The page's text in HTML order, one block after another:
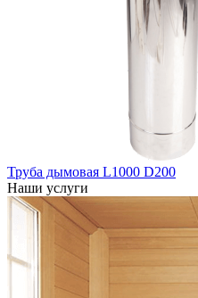
Труба дымовая L1000 D200
Наши услуги